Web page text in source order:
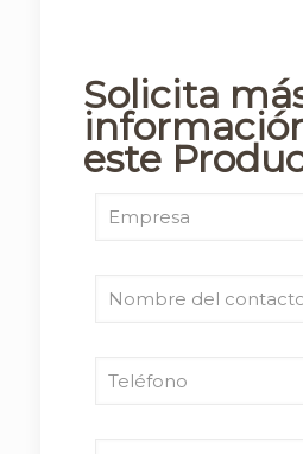
Solicita
este